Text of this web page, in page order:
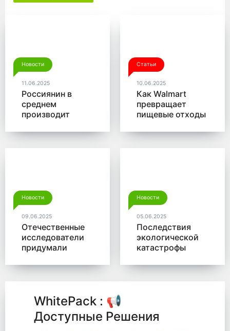
Новости
11.06.2025
Россиянин в
среднем
производит
мусора в год
Статьи
10.06.2025
Как Walmart
превращает
пищевые отходы
Новости
09.06.2025
Отечественные
исследователи
придумали
для утилизации
Новости
05.06.2025
Последствия
экологической
катастрофы
микробы от
WhitePack : 📢
Доступные Решения